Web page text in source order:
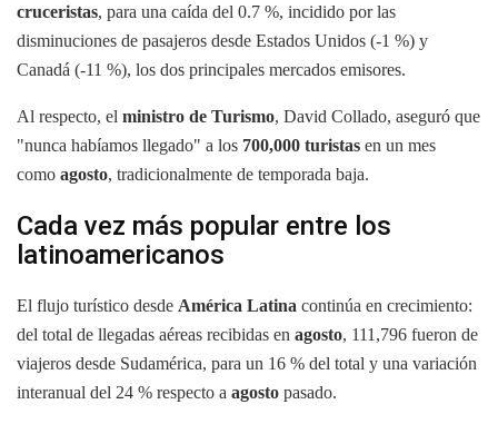
cruceristas, para una caída del 0.7 %, incidido por las
disminuciones de pasajeros desde Estados Unidos (-1 %) y
Canadá (-11 %), los dos principales mercados emisores.
Al respecto, el ministro de Turismo, David Collado, aseguró que
"nunca habíamos llegado" a los 700,000 turistas en un mes
como agosto, tradicionalmente de temporada baja.
Cada vez más popular entre los
latinoamericanos
El flujo turístico desde América Latina continúa en crecimiento:
del total de llegadas aéreas recibidas en agosto, 111,796 fueron de
viajeros desde Sudamérica, para un 16 % del total y una variación
interanual del 24 % respecto a agosto pasado.